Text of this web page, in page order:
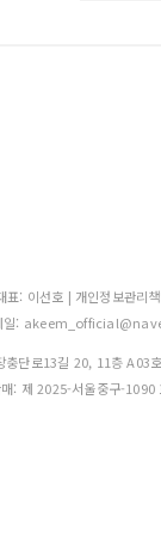
: 이선호 | 개인정보관리
일:
충단로13길 20, 11층 A03
: 제 2025-서울중구-1090